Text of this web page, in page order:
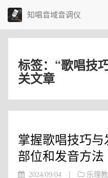
知唱音域音调仪
标签：“歌唱技
关文章
掌握歌唱技巧
部位和发音方法
2024/09/04 | 乐理